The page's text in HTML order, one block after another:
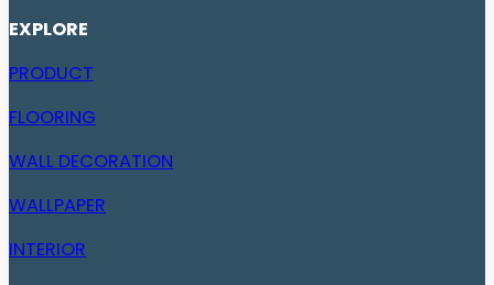
EXPLORE
PRODUCT
FLOORING
WALL DECORATION
WALLPAPER
INTERIOR